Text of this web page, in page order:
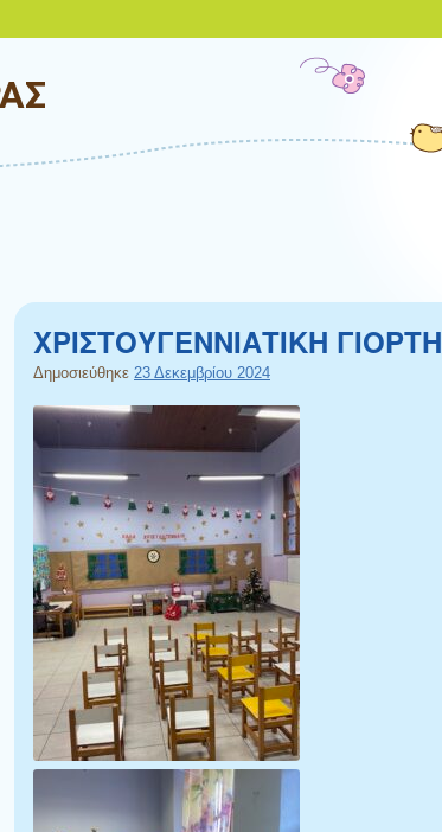
ΧΡΙΣΤΟΥΓΕΝΝΙΑΤΙΚΗ ΓΙΟΡΤΗ
Δημοσιεύθηκε 23 Δεκεμβρίου 2024